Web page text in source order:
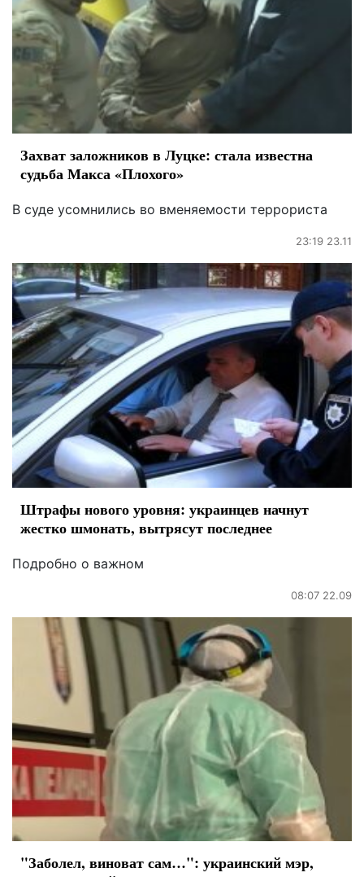
Захват заложников в Луцке: стала известна
судьба Макса «Плохого»
В суде усомнились во вменяемости террориста
23:19 23.11
Штрафы нового уровня: украинцев начнут
жестко шмонать, вытрясут последнее
Подробно о важном
08:07 22.09
"Заболел, виноват сам…": украинский мэр,